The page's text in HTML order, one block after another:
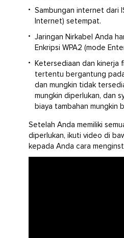
Sambungan internet dari
Internet) setempat.
Jaringan Nirkabel Anda
Enkripsi WPA2 (mode
Ketersediaan dan kinerja
tertentu bergantung
dan mungkin tidak
mungkin diperlukan, dan
biaya tambahan mungkin
Setelah Anda memiliki
diperlukan, ikuti video di
kepada Anda cara